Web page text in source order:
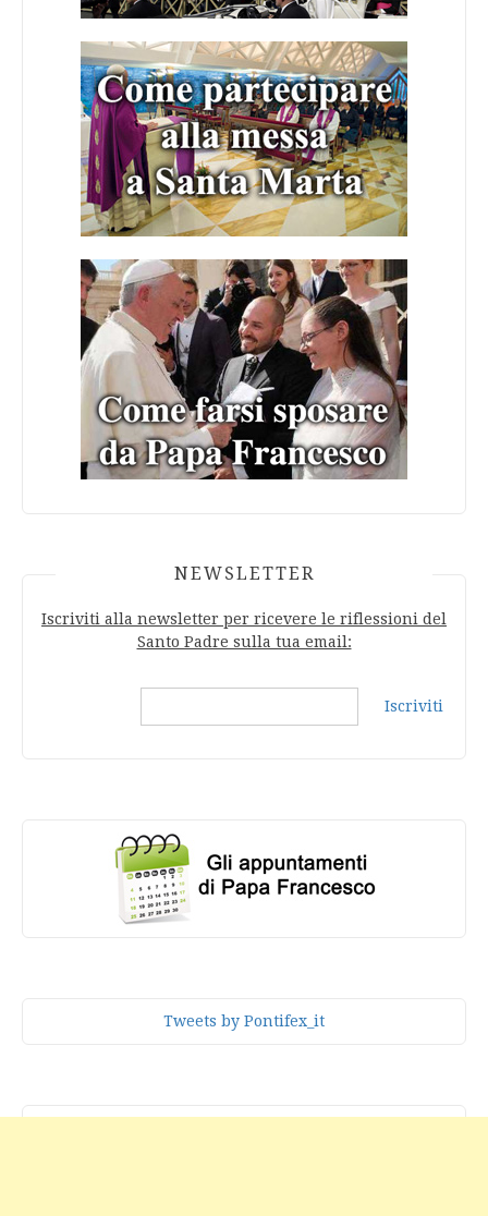
NEWSLETTER
Iscriviti alla newsletter per ricevere le riflessioni del
Santo Padre sulla tua email:
Iscriviti
Tweets by Pontifex_it